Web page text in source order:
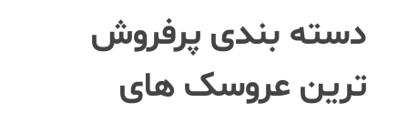
دسته بندی پرفروش
ترین عروسک های